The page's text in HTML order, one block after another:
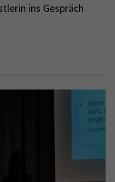
ins Gespräch